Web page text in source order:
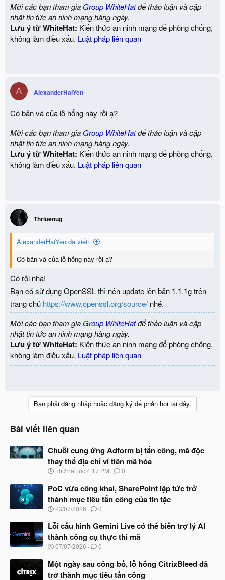
Mời các bạn tham gia Group WhiteHatđể thảo luận và cập
nhật tin tức an ninh mạng hàng ngày.
Lưu ý từ WhiteHat: Kiến thức an ninh mạng để phòng chống,
không làm điều xấu. Luật pháp liên quan
A AlexanderHaiYen
Có bản vá của lỗ hổng này rồi ạ?
Mời các bạn tham gia Group WhiteHatđể thảo luận và cập
nhật tin tức an ninh mạng hàng ngày.
Lưu ý từ WhiteHat: Kiến thức an ninh mạng để phòng chống,
không làm điều xấu. Luật pháp liên quan
Thriuenug
AlexanderHaiYen đã viết:
Có bản vá của lỗ hổng này rồi ạ?
Có rồi nha!
Bạn có sử dụng OpenSSL thì nên update lên bản 1.1.1g trên
trang chủ https://www.openssl.org/source/ nhé.
Mời các bạn tham gia Group WhiteHatđể thảo luận và cập
nhật tin tức an ninh mạng hàng ngày.
Lưu ý từ WhiteHat: Kiến thức an ninh mạng để phòng chống,
không làm điều xấu. Luật pháp liên quan
Bạn phải đăng nhập hoặc đăng ký để phản hồi tại đây.
Bài viết liên quan
Chuỗi cung ứng Adform bị tấn công, mã độc
thay thế địa chỉ ví tiền mã hóa
N
à
b
ắ
đ
ầ
u
Thứ hai lúc 4:17 PM 0
PoC vừa công khai, SharePoint lập tức trở
thành mục tiêu tấn công của tin tặc
N
à
b
ắ
đ
ầ
23/07/2026 0
Lỗi cấu hình Gemini Live có thể biến trợ lý AI
thành công cụ thực thi mã
N
à
y
b
07/07/2026 0
Một ngày sau công bố, lỗ hổng CitrixBleed đã
trở thành mục tiêu tấn công